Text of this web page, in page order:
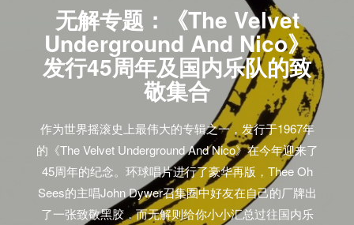
无解专题：《The Velvet
Underground And Nico》
发行45周年及国内乐队的致
敬集合
作为世界摇滚史上最伟大的专辑之一，发行于1967年
的《The Velvet Underground And Nico》在今年迎来了
45周年的纪念。环球唱片进行了豪华再版，Thee Oh
Sees的主唱John Dywer召集圈中好友在自己的厂牌出
了一张致敬黑胶，而无解则给你小小汇总过往国内乐